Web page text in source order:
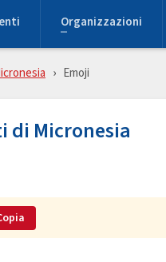
Organizzazioni
Emoji
Micronesia